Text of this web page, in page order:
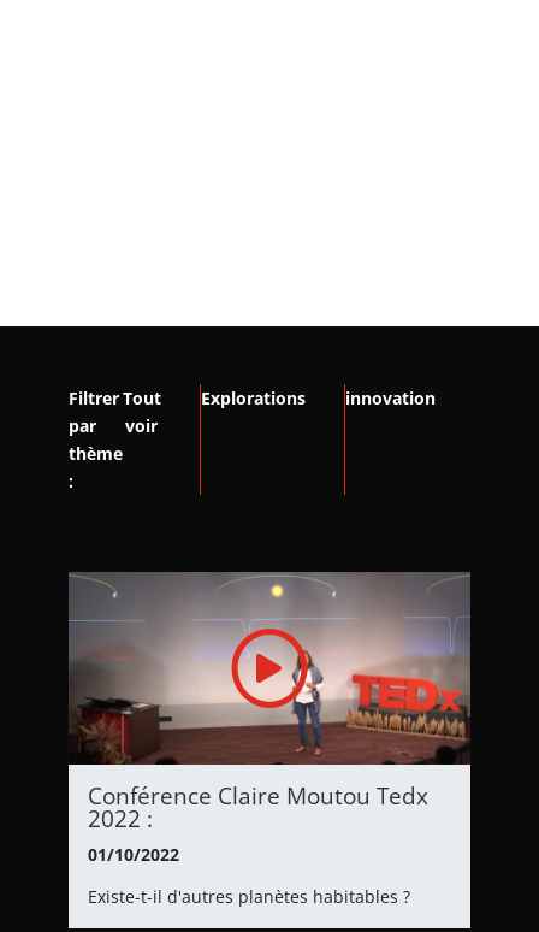
Filtrer
par
thème
:
Tout
voir
Explorations innovation
Conférence Claire Moutou Tedx
2022 :
01/10/2022
Existe-t-il d'autres planètes habitables ?